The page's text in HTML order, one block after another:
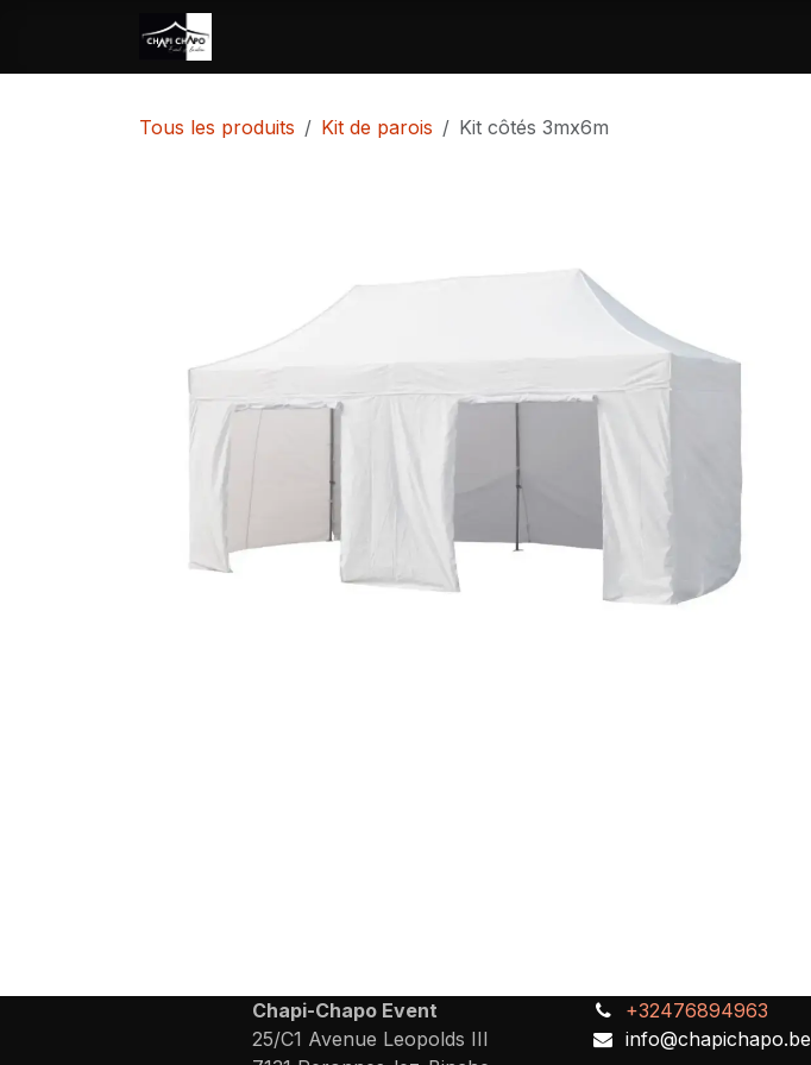
Se rendre au contenu
Tous les produits Kit de parois Kit côtés 3mx6m
Chapi-Chapo Event
25/C1 Avenue Leopolds III
+32476894963
info@chapichapo.be